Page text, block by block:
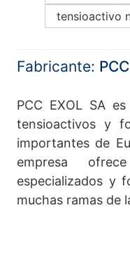
tensioactivo
Fabricante:
PCC EXOL SA
tensioactivos y
importantes de
empresa
especializados y
muchas ramas de